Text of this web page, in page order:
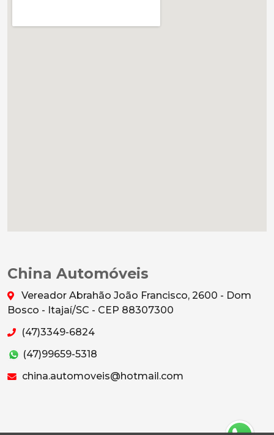
China Automóveis
Vereador Abrahão João Francisco, 2600 - Dom
Bosco - Itajaí/SC - CEP 88307300
(47)3349-6824
(47)99659-5318
china.automoveis@hotmail.com